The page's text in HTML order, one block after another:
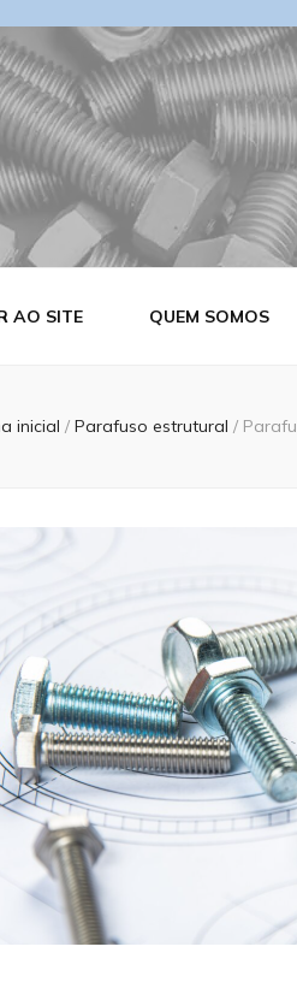
AO SITE QUEM SOMOS
inicial / Parafuso estrutural /